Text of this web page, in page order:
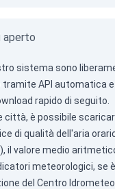
aperto
sistema sono
tramite API automatica
rapido di seguito.
città, è possibile
di qualità dell'aria
il valore medio
meteorologici, se
del Centro